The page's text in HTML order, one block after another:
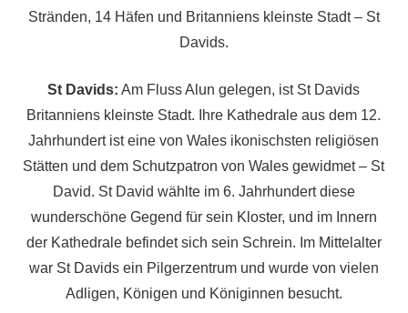
Stränden, 14 Häfen und Britanniens kleinste Stadt – St
Davids.
St Davids: Am Fluss Alun gelegen, ist St Davids
Britanniens kleinste Stadt. Ihre Kathedrale aus dem 12.
Jahrhundert ist eine von Wales ikonischsten religiösen
Stätten und dem Schutzpatron von Wales gewidmet – St
David. St David wählte im 6. Jahrhundert diese
wunderschöne Gegend für sein Kloster, und im Innern
der Kathedrale befindet sich sein Schrein. Im Mittelalter
war St Davids ein Pilgerzentrum und wurde von vielen
Adligen, Königen und Königinnen besucht.